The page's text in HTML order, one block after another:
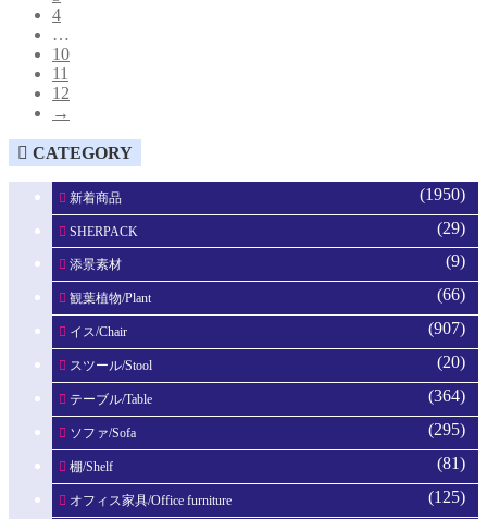
4
…
10
11
12
→
CATEGORY
新着商品 (1950)
SHERPACK (29)
添景素材 (9)
観葉植物/Plant (66)
イス/Chair (907)
スツール/Stool (20)
テーブル/Table (364)
ソファ/Sofa (295)
棚/Shelf (81)
オフィス家具/Office furniture (125)